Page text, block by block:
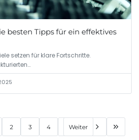
besten Tipps für ein effektives
setzen für klare Fortschritte.
2 3 4 Weiter